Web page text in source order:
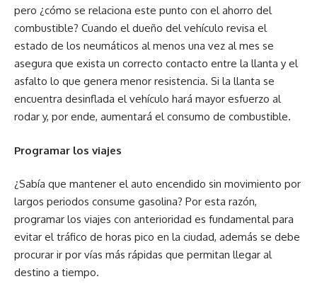
pero ¿cómo se relaciona este punto con el ahorro del
combustible? Cuando el dueño del vehículo revisa el
estado de los neumáticos al menos una vez al mes se
asegura que exista un correcto contacto entre la llanta y el
asfalto lo que genera menor resistencia. Si la llanta se
encuentra desinflada el vehículo hará mayor esfuerzo al
rodar y, por ende, aumentará el consumo de combustible.
Programar los viajes
¿Sabía que mantener el auto encendido sin movimiento por
largos periodos consume gasolina? Por esta razón,
programar los viajes con anterioridad es fundamental para
evitar el tráfico de horas pico en la ciudad, además se debe
procurar ir por vías más rápidas que permitan llegar al
destino a tiempo.